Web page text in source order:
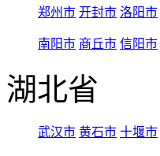
郑州市 开封市 洛阳市
南阳市 商丘市 信阳市
湖北省
武汉市 黄石市 十堰市